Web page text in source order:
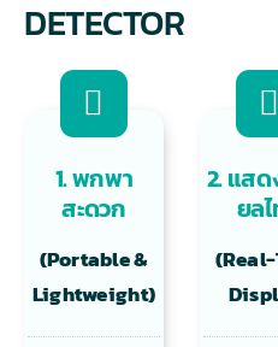
DETECTOR
1. พกพา
สะดวก
(Portable &
Lightweight)
2. แสด
ยล